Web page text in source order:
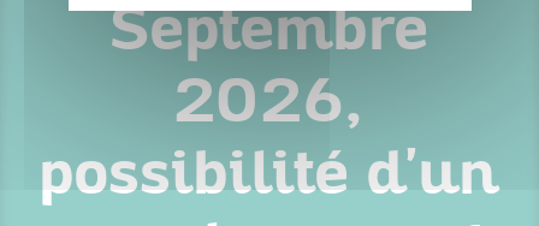
Septembre
2026,
possibilité d'un